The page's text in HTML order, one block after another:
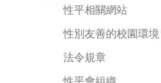
性平相關網站
性別友善的校園環境
法令規章
性平會組織